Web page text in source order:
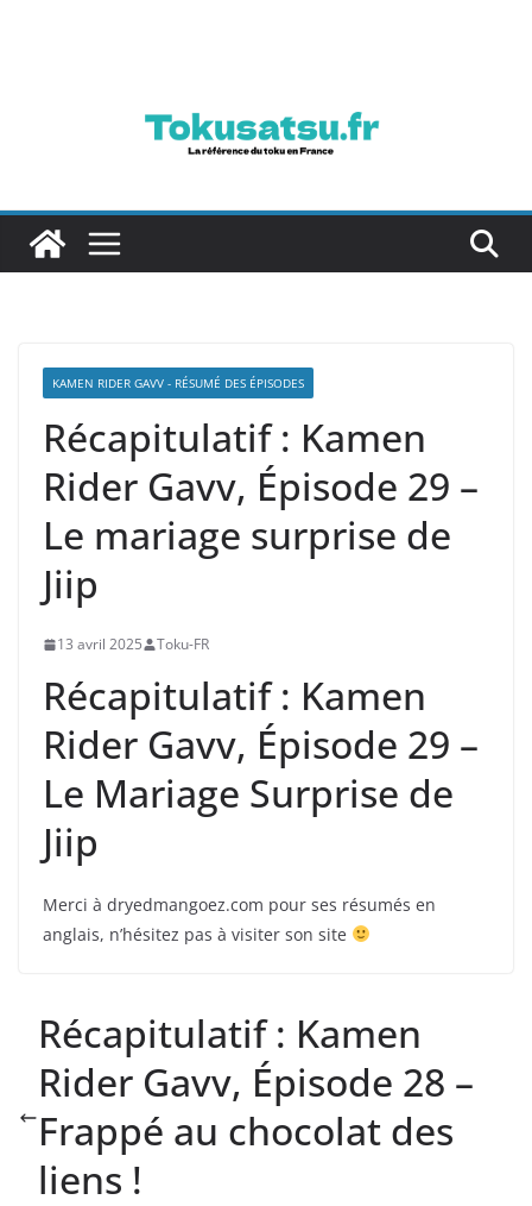
KAMEN RIDER GAVV - RÉSUMÉ DES ÉPISODES
Récapitulatif : Kamen
Rider Gavv, Épisode 29 –
Le mariage surprise de
Jiip
13 avril 2025 Toku-FR
Récapitulatif : Kamen
Rider Gavv, Épisode 29 –
Le Mariage Surprise de
Jiip
Merci à dryedmangoez.com pour ses résumés en
anglais, n’hésitez pas à visiter son site
Récapitulatif : Kamen
Rider Gavv, Épisode 28 –
Frappé au chocolat des
liens !